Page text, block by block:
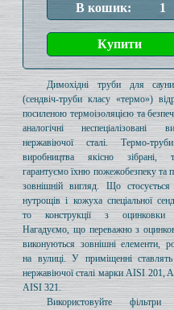
Димохідні труби для
(сендвіч-труби класу «термо»)
посиленою термоізоляцією та
аналогічні неспеціалізовані
нержавіючої сталі. Термо-
виробництва якісно
гарантуємо їхню пожежобезпеку та
зовнішній вигляд. Що стосується
нутрощів і кожуха спеціальної
то конструкції з оцинковки
Нагадуємо, що переважно з
виконуються зовнішні елементи,
на вулиці. У приміщенні
нержавіючої сталі марки AISI 201,
AISI 321.
Використовуйте фільтри